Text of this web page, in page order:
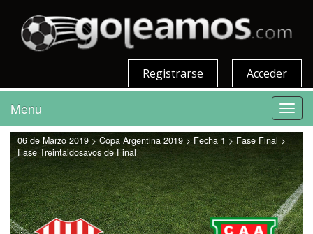
Acceder
Registrarse
Menu
06 de Marzo 2019 > Copa Argentina 2019 > Fecha 1 > Fase Final >
Fase Treintaidosavos de Final